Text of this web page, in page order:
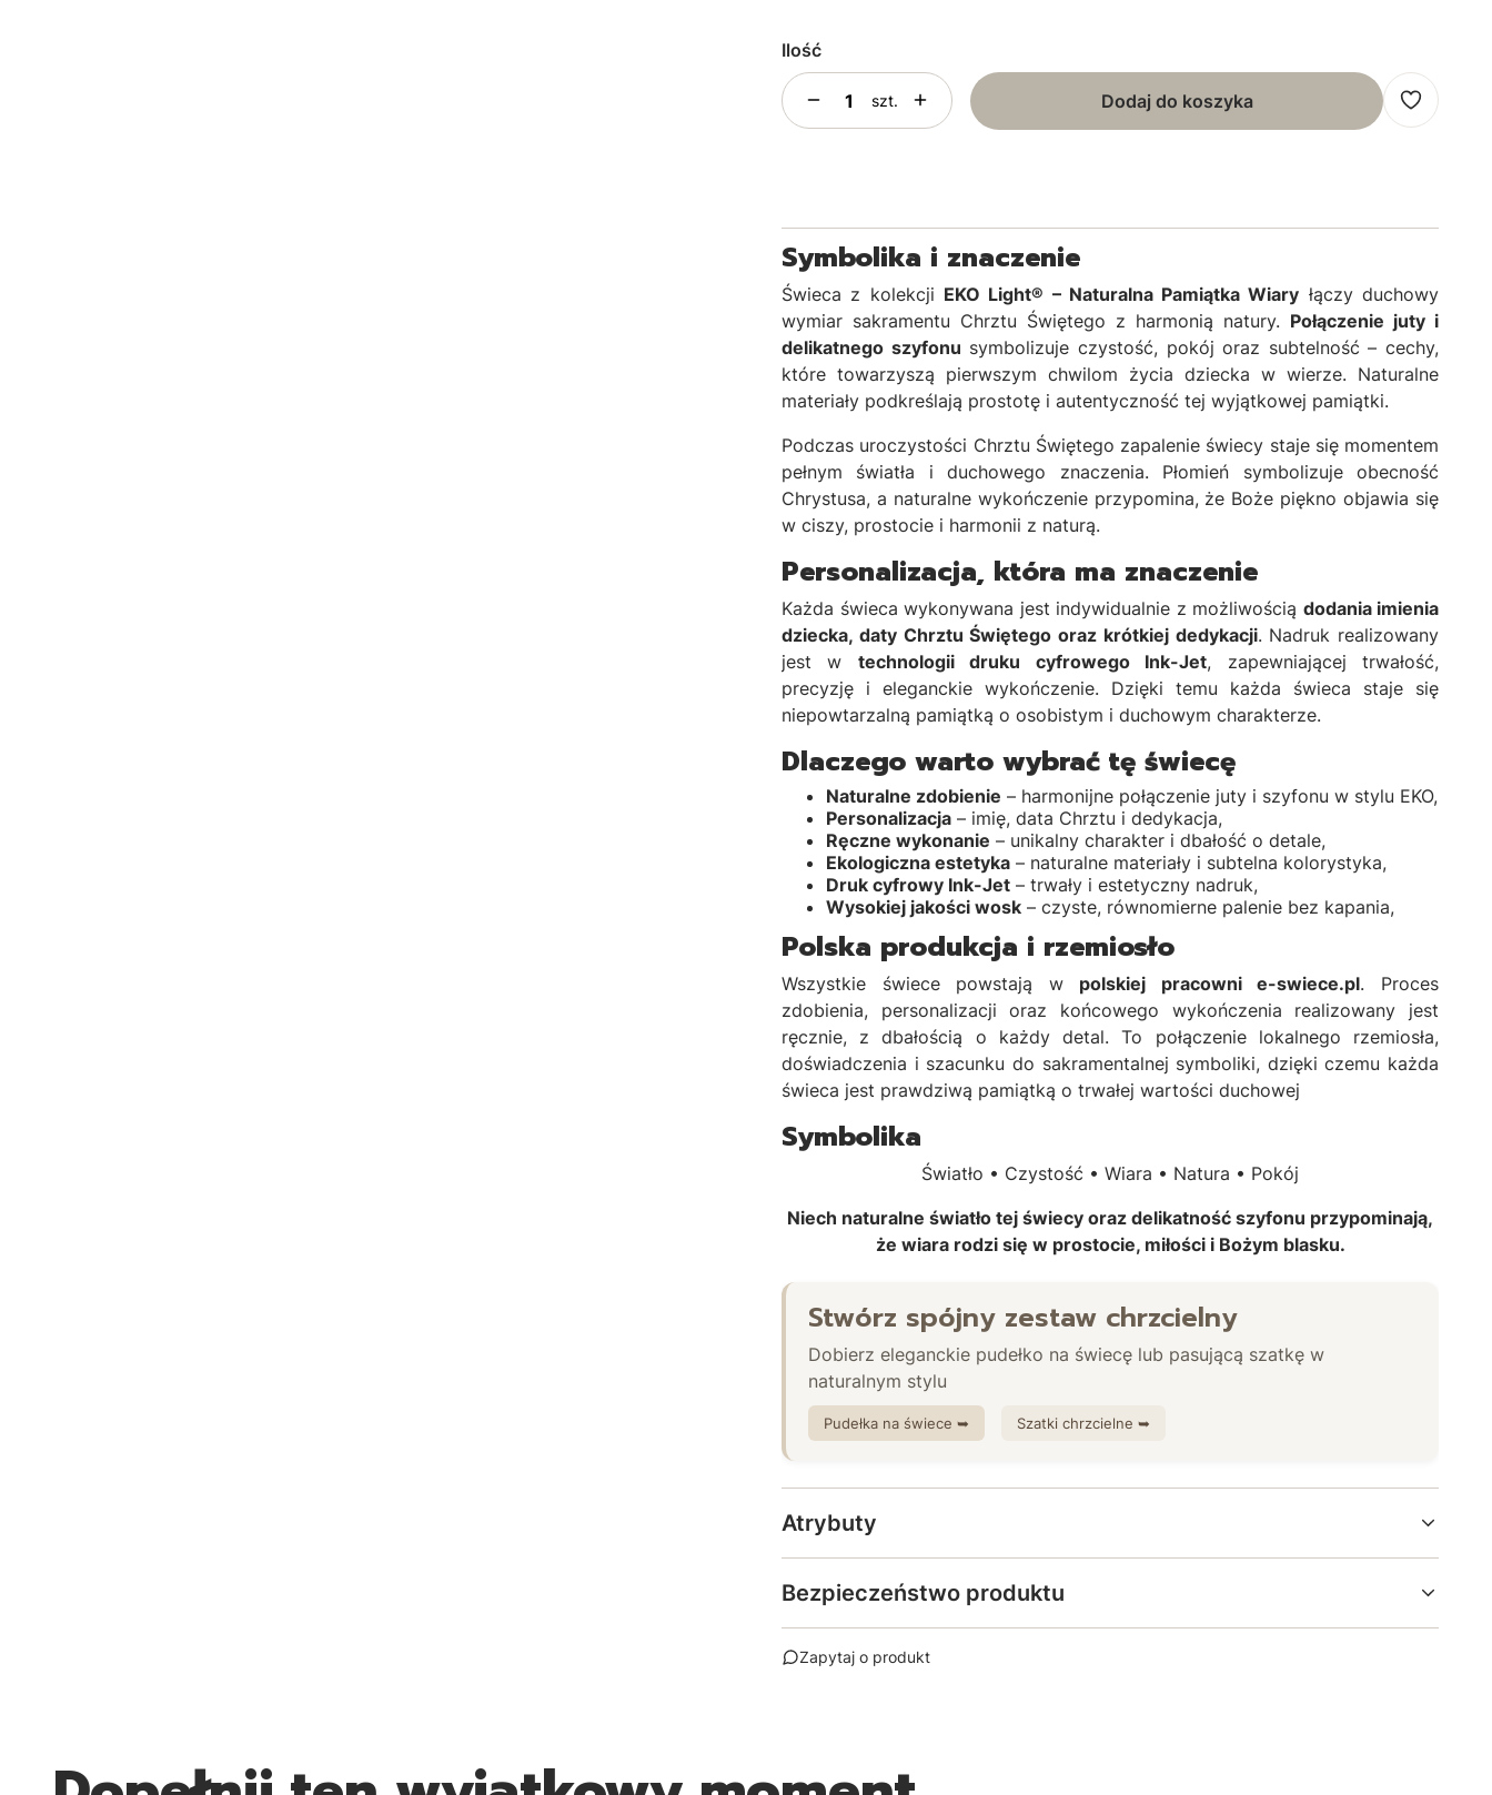
Ilość
szt. Dodaj do koszyka
Symbolika i znaczenie
Świeca z kolekcji EKO Light® – Naturalna Pamiątka Wiary łączy duchowy
wymiar sakramentu Chrztu Świętego z harmonią natury. Połączenie juty i
delikatnego szyfonu symbolizuje czystość, pokój oraz subtelność – cechy,
które towarzyszą pierwszym chwilom życia dziecka w wierze. Naturalne
materiały podkreślają prostotę i autentyczność tej wyjątkowej pamiątki.
Podczas uroczystości Chrztu Świętego zapalenie świecy staje się momentem
pełnym światła i duchowego znaczenia. Płomień symbolizuje obecność
Chrystusa, a naturalne wykończenie przypomina, że Boże piękno objawia się
w ciszy, prostocie i harmonii z naturą.
Personalizacja, która ma znaczenie
Każda świeca wykonywana jest indywidualnie z możliwością dodania imienia
dziecka, daty Chrztu Świętego oraz krótkiej dedykacji. Nadruk realizowany
jest w technologii druku cyfrowego Ink-Jet, zapewniającej trwałość,
precyzję i eleganckie wykończenie. Dzięki temu każda świeca staje się
niepowtarzalną pamiątką o osobistym i duchowym charakterze.
Dlaczego warto wybrać tę świecę
Naturalne zdobienie – harmonijne połączenie juty i szyfonu w stylu EKO,
Personalizacja – imię, data Chrztu i dedykacja,
Ręczne wykonanie – unikalny charakter i dbałość o detale,
Ekologiczna estetyka – naturalne materiały i subtelna kolorystyka,
Druk cyfrowy Ink-Jet – trwały i estetyczny nadruk,
Wysokiej jakości wosk – czyste, równomierne palenie bez kapania,
Polska produkcja i rzemiosło
Wszystkie świece powstają w polskiej pracowni e-swiece.pl. Proces
zdobienia, personalizacji oraz końcowego wykończenia realizowany jest
ręcznie, z dbałością o każdy detal. To połączenie lokalnego rzemiosła,
doświadczenia i szacunku do sakramentalnej symboliki, dzięki czemu każda
świeca jest prawdziwą pamiątką o trwałej wartości duchowej
Symbolika
Światło • Czystość • Wiara • Natura • Pokój
Niech naturalne światło tej świecy oraz delikatność szyfonu przypominają,
że wiara rodzi się w prostocie, miłości i Bożym blasku.
Stwórz spójny zestaw chrzcielny
Dobierz eleganckie pudełko na świecę lub pasującą szatkę w
naturalnym stylu
Pudełka na świece ➥ Szatki chrzcielne ➥
Atrybuty
Bezpieczeństwo produktu
Zapytaj o produkt